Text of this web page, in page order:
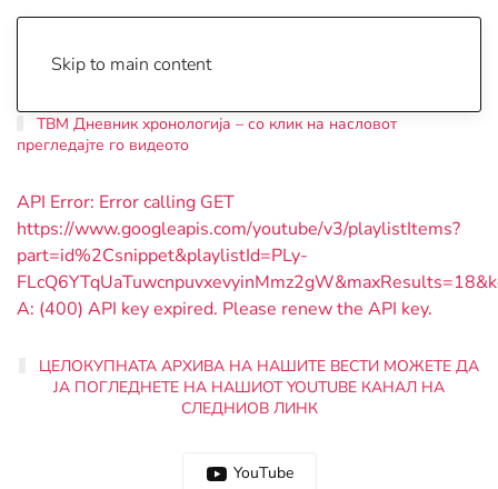
Skip to main content
ТВМ Дневник хронологија – со клик на насловот
прегледајте го видеото
API Error: Error calling GET
https://www.googleapis.com/youtube/v3/playlistItems?
part=id%2Csnippet&playlistId=PLy-
A: (400) API key expired. Please renew the API key.
ЦЕЛОКУПНАТА АРХИВА НА НАШИТЕ ВЕСТИ МОЖЕТЕ ДА
ЈА ПОГЛЕДНЕТЕ НА НАШИОТ YOUTUBE КАНАЛ НА
СЛЕДНИОВ ЛИНК
YouТube